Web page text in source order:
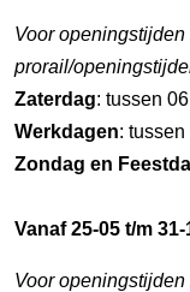
Voor
prorail/
Zaterdag: tussen
Werkdagen:
Zondag en
Vanaf 25-05 t/m 31-
Voor